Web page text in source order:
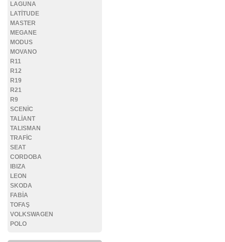
LAGUNA
LATİTUDE
MASTER
MEGANE
MODUS
MOVANO
R11
R12
R19
R21
R9
SCENİC
TALİANT
TALISMAN
TRAFİC
SEAT
CORDOBA
IBIZA
LEON
SKODA
FABİA
TOFAŞ
VOLKSWAGEN
POLO